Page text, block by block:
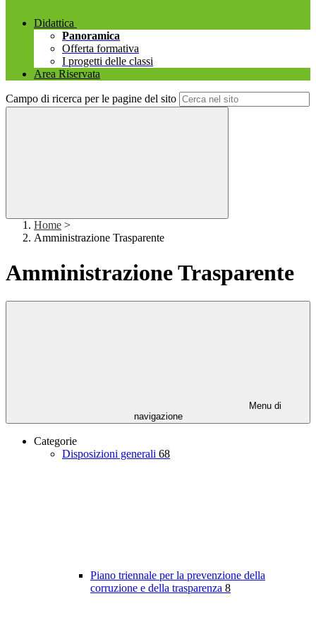
Didattica
Panoramica
Offerta formativa
I progetti delle classi
Area Riservata
Campo di ricerca per le pagine del sito
Home >
Amministrazione Trasparente
Amministrazione Trasparente
Menu di
navigazione
Categorie
Disposizioni generali 68
Piano triennale per la prevenzione della
corruzione e della trasparenza 8